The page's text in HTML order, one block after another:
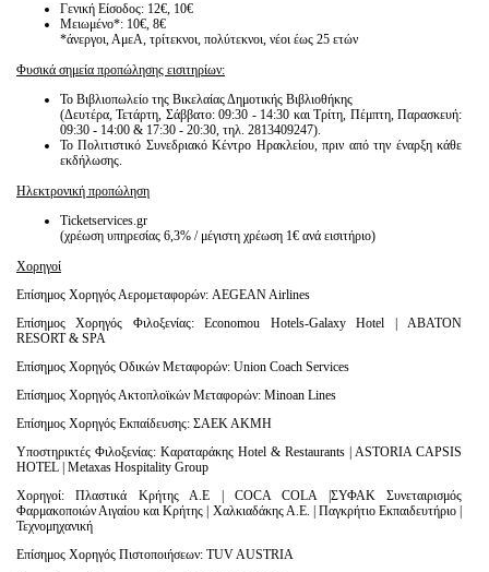
Γενική Είσοδος: 12€, 10€
Μειωμένο*: 10€, 8€
*άνεργοι, ΑμεΑ, τρίτεκνοι, πολύτεκνοι, νέοι έως 25 ετών
Φυσικά σημεία προπώλησης εισιτηρίων:
Το Βιβλιοπωλείο της Βικελαίας Δημοτικής Βιβλιοθήκης
(Δευτέρα, Τετάρτη, Σάββατο: 09:30 - 14:30 και Τρίτη, Πέμπτη, Παρασκευή:
09:30 - 14:00 & 17:30 - 20:30, τηλ. 2813409247).
Το Πολιτιστικό Συνεδριακό Κέντρο Ηρακλείου, πριν από την έναρξη κάθε
εκδήλωσης.
Ηλεκτρονική προπώληση
Ticketservices.gr
(χρέωση υπηρεσίας 6,3% / μέγιστη χρέωση 1€ ανά εισιτήριο)
Χορηγοί
Επίσημος Χορηγός Αερομεταφορών: AEGEAN Airlines
Επίσημος Χορηγός Φιλοξενίας: Economou Hotels-Galaxy Hotel | ΑΒΑΤΟΝ
RESORT & SPA
Επίσημος Χορηγός Οδικών Μεταφορών: Union Coach Services
Επίσημος Χορηγός Ακτοπλοϊκών Μεταφορών: Minoan Lines
Επίσημος Χορηγός Εκπαίδευσης: ΣΑΕΚ ΑΚΜΗ
Υποστηρικτές Φιλοξενίας: Καραταράκης Hotel & Restaurants | ASTORIA CAPSIS
HOTEL | Metaxas Hospitality Group
Χορηγοί: Πλαστικά Κρήτης Α.Ε | COCA COLA |ΣΥΦΑΚ Συνεταιρισμός
Φαρμακοποιών Αιγαίου και Κρήτης | Χαλκιαδάκης Α.Ε. | Παγκρήτιο Εκπαιδευτήριο |
Τεχνομηχανική
Επίσημος Χορηγός Πιστοποιήσεων: TUV AUSTRIA